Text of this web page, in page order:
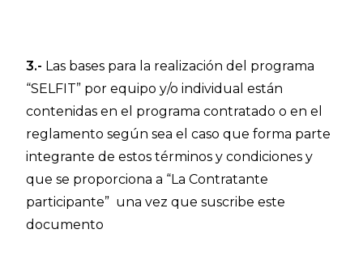
3.- Las bases para la realización del programa
“SELFIT” por equipo y/o individual están
contenidas en el programa contratado o en el
reglamento según sea el caso que forma parte
integrante de estos términos y condiciones y
que se proporciona a “La Contratante
participante” una vez que suscribe este
documento